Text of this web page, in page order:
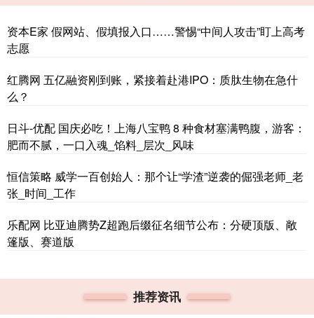
资本E家 假网站、假填报入口……警惕“中间人攻击”盯上高考
志愿
红腾网 五亿融资刚到账，紧接着赴港IPO：质肽生物在急什
么？
日斗-优配 国庆必吃！上海八宝鸭 8 种食材塞满鸭腹，游客：
肥而不腻，一口入魂_馅料_层次_风味
恒信策略 威学一百创始人：那个让“学渣”逆袭的倔强老师_老
张_时间_工作
乐配网 比亚迪腾势Z超跑后缀征名细节公布：分硬顶版、敞
篷版、赛道版
推荐资讯